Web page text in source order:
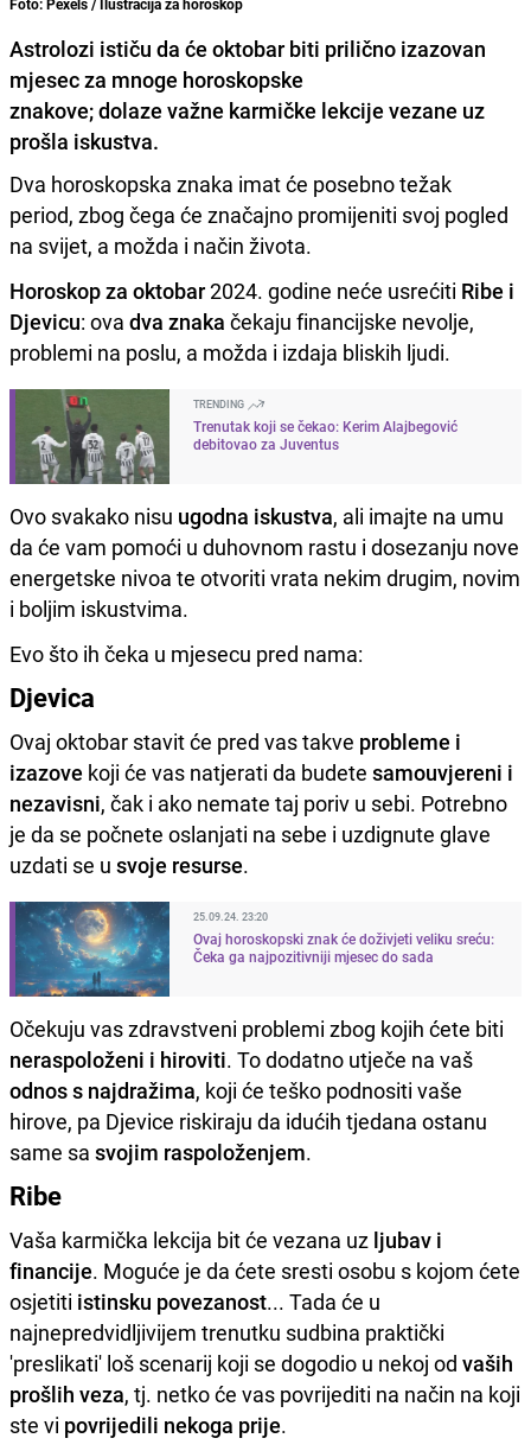
Astrolozi ističu da će oktobar biti prilično izazovan
mjesec za mnoge horoskopske
znakove; dolaze važne karmičke lekcije vezane uz
prošla iskustva.
Dva horoskopska znaka imat će posebno težak
period, zbog čega će značajno promijeniti svoj pogled
na svijet, a možda i način života.
Horoskop za oktobar2024. godine neće usrećiti Ribe i
Djevicu: ova dva znaka čekaju financijske nevolje,
problemi na poslu, a možda i izdaja bliskih ljudi.
TRENDING
Trenutak koji se čekao: Kerim Alajbegović
debitovao za Juventus
Ovo svakako nisu ugodna iskustva, ali imajte na umu
da će vam pomoći u duhovnom rastu i dosezanju nove
energetske nivoa te otvoriti vrata nekim drugim, novim
i boljim iskustvima.
Evo što ih čeka u mjesecu pred nama:
Djevica
Ovaj oktobar stavit će pred vas takve probleme i
izazove koji će vas natjerati da budete samouvjereni i
nezavisni, čak i ako nemate taj poriv u sebi. Potrebno
je da se počnete oslanjati na sebe i uzdignute glave
uzdati se u svoje resurse.
25.09.24. 23:20
Ovaj horoskopski znak će doživjeti veliku sreću:
Čeka ga najpozitivniji mjesec do sada
Očekuju vas zdravstveni problemi zbog kojih ćete biti
neraspoloženi i hiroviti. To dodatno utječe na vaš
odnos s najdražima, koji će teško podnositi vaše
hirove, pa Djevice riskiraju da idućih tjedana ostanu
same sa svojim raspoloženjem.
Ribe
Vaša karmička lekcija bit će vezana uz ljubav i
financije. Moguće je da ćete sresti osobu s kojom ćete
osjetiti istinsku povezanost... Tada će u
najnepredvidljivijem trenutku sudbina praktički
'preslikati' loš scenarij koji se dogodio u nekoj od vaših
prošlih veza, tj. netko će vas povrijediti na način na koji
ste vi povrijedili nekoga prije.